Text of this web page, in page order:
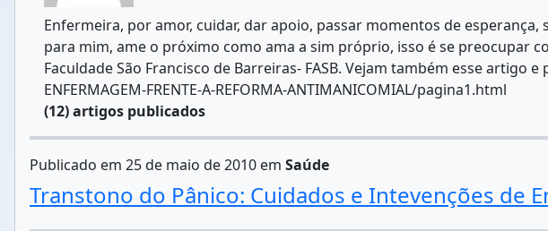
Enfermeira, por amor, cuidar, dar apoio, passar momentos de
para mim, ame o próximo como ama a sim próprio, isso é se preocupar
Faculdade São Francisco de Barreiras- FASB. Vejam também esse
ENFERMAGEM-FRENTE-A-REFORMA-ANTIMANICOMIAL/pagina1.html
(12) artigos publicados
Publicado em 25 de maio de 2010 em Saúde
Transtono do Pânico: Cuidados e Intevenções de